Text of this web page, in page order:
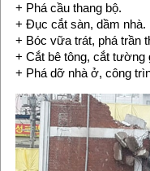
+ Phá cầu thang bộ.
+ Đục cắt sàn, dầm nhà.
+ Bóc vữa trát, phá trần
+ Cắt bê tông, cắt tường
+ Phá dỡ nhà ở, công